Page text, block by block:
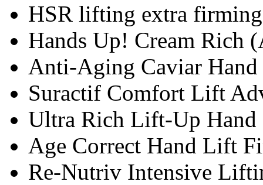
HSR lifting extra
Hands Up! Cream Rich
Anti-Aging Caviar
Suractif Comfort Lift
Ultra Rich Lift-Up Hand
Age Correct Hand Lift
Re-Nutriv Intensive